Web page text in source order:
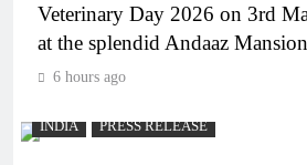
Veterinary Day 2026 on 3rd
at the splendid Andaaz
6 hours ago
INDIA PRESS RELEASE